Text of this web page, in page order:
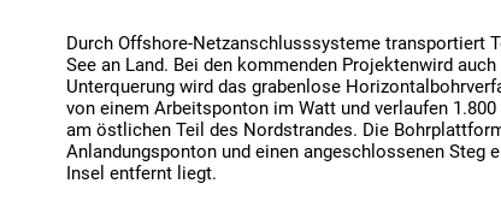
Durch Offshore-Netzanschlusssysteme transportiert
See an Land. Bei den kommenden Projektenwird
Unterquerung wird das grabenlose
von einem Arbeitsponton im Watt und verlaufen
am östlichen Teil des Nordstrandes. Die
Anlandungsponton und einen angeschlossenen Steg
Insel entfernt liegt.